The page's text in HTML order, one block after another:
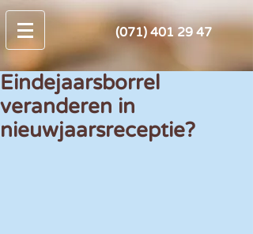
(071) 401 29 47
Eindejaarsborrel
veranderen in
nieuwjaarsreceptie?